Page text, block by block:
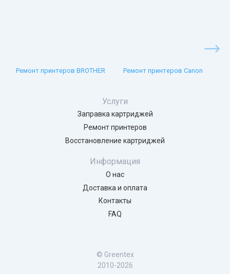
Ремонт принтеров BROTHER Ремонт принтеров Canon
© Greentex
2010-2026
Услуги
Заправка картриджей
Ремонт принтеров
Восстановление картриджей
Информация
О нас
Доставка и оплата
Контакты
FAQ